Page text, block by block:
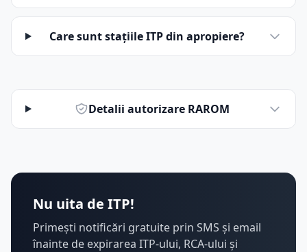
Care sunt stațiile ITP din apropiere?
Detalii autorizare RAROM
Nu uita de ITP!
Primești notificări gratuite prin SMS și email
înainte de expirarea ITP-ului, RCA-ului și